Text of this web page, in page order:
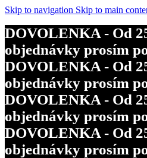
Skip to navigation Skip to main
objednávky prosím
DOVOLENKA - Od
objednávky prosím
DOVOLENKA - Od
objednávky prosím
DOVOLENKA - Od
objednávky prosím
DOVOLENKA - Od
objednávky prosím
DOVOLENKA - Od
objednávky prosím
DOVOLENKA - Od
objednávky prosím